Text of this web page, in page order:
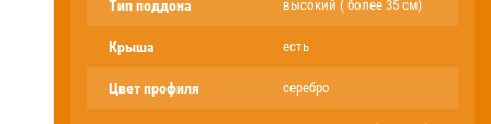
Тип поддона высокий ( более 35 см)
Крыша есть
Цвет профиля серебро